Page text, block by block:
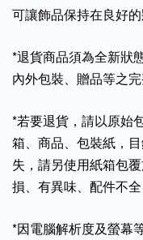
可讓飾品保持在良好的
*退貨商品須為全新狀
內外包裝、贈品等之完
*若要退貨，請以原始
箱、商品、包裝紙，
失，請另使用紙箱包
損、有異味、配件不全
*因電腦解析度及螢幕